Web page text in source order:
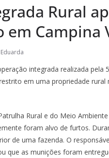
Rural
em Campina
integrada realizada pela
em uma propriedade rural
Rural e do Meio
foram alvo de furtos.
de uma fazenda. O
que as munições foram